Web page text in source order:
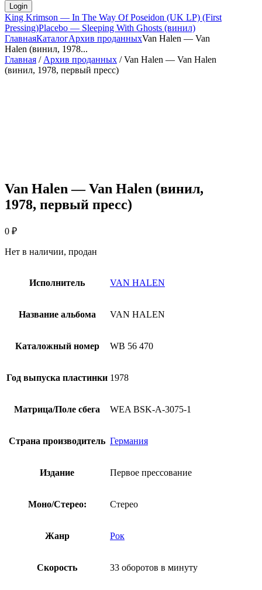
King Krimson — In The Way Of Poseidon (UK LP) (First
Pressing)Placebo — Sleeping With Ghosts (винил)
ГлавнаяКаталогАрхив проданныхVan Halen — Van
Halen (винил, 1978...
Главная / Архив проданных / Van Halen — Van Halen
(винил, 1978, первый пресс)
Van Halen — Van Halen (винил,
1978, первый пресс)
0 ₽
Нет в наличии, продан
Исполнитель VAN HALEN
Название альбома VAN HALEN
Каталожный номер WB 56 470
Год выпуска пластинки 1978
Матрица/Поле сбега WEA BSK-A-3075-1
Страна производитель Германия
Издание Первое прессование
Моно/Стерео: Стерео
Жанр Рок
Скорость 33 оборотов в минуту